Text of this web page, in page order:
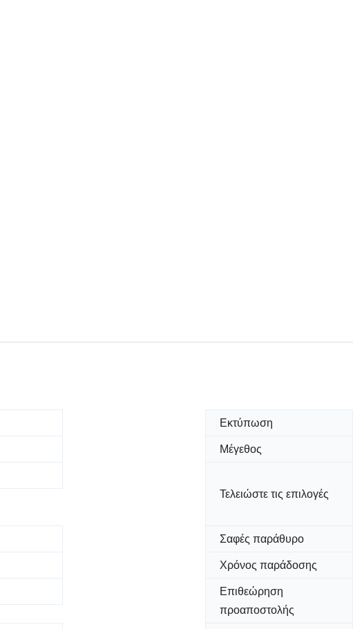
Εκτύπωση
Μέγεθος
Τελειώστε τις επιλογές
Σαφές παράθυρο
Χρόνος παράδοσης
Επιθεώρηση
προαποστολής